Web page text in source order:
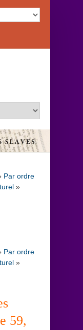
Par ordre
»
Par ordre
»
59,